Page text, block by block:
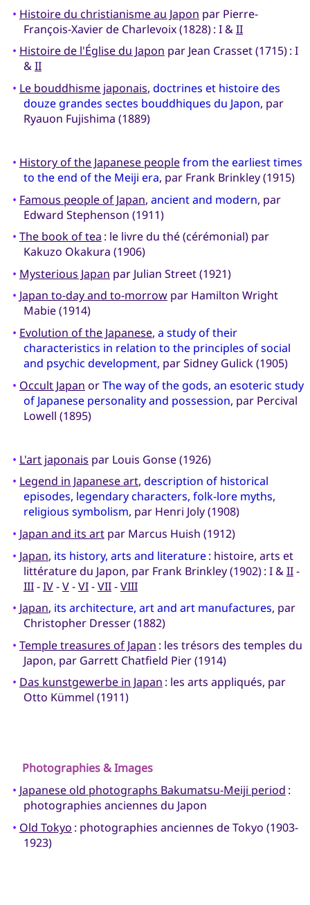
• Histoire du christianisme au Japon par Pierre-
François-Xavier de Charlevoix (1828) : I &II
• Histoire de l'Église du Japon par Jean Crasset (1715) : I
&II
• Le bouddhisme japonais, doctrines et histoire des
douze grandes sectes bouddhiques du Japon, par
Ryauon Fujishima (1889)
• History of the Japanese peoplefrom the earliest times
to the end of the Meiji era, par Frank Brinkley (1915)
• Famous people of Japan, ancient and modern, par
Edward Stephenson (1911)
• The book of tea : le livre du thé (cérémonial) par
Kakuzo Okakura (1906)
• Mysterious Japan par Julian Street (1921)
• Japan to-day and to-morrowpar Hamilton Wright
Mabie (1914)
• Evolution of the Japanese, a study of their
characteristics in relation to the principles of social
and psychic development, par Sidney Gulick (1905)
• Occult Japan orThe way of the gods, an esoteric study
of Japanese personality and possession, par Percival
Lowell (1895)
• L'art japonais par Louis Gonse (1926)
• Legend in Japanese art, description of historical
episodes, legendary characters, folk-lore myths,
religious symbolism, par Henri Joly (1908)
• Japan and its artpar Marcus Huish (1912)
• Japan, its history, arts and literature: histoire, arts et
littérature du Japon, par Frank Brinkley (1902) : I &II-
III-IV-V-VI-VII-VIII
• Japan, its architecture, art and art manufactures, par
Christopher Dresser (1882)
• Temple treasures of Japan : les trésors des temples du
Japon, par Garrett Chatfield Pier (1914)
• Das kunstgewerbe in Japan : les arts appliqués, par
Otto Kümmel (1911)
Photographies & Images
• Japanese old photographs Bakumatsu-Meiji period :
photographies anciennes du Japon
• Old Tokyo : photographies anciennes de Tokyo (1903-
1923)